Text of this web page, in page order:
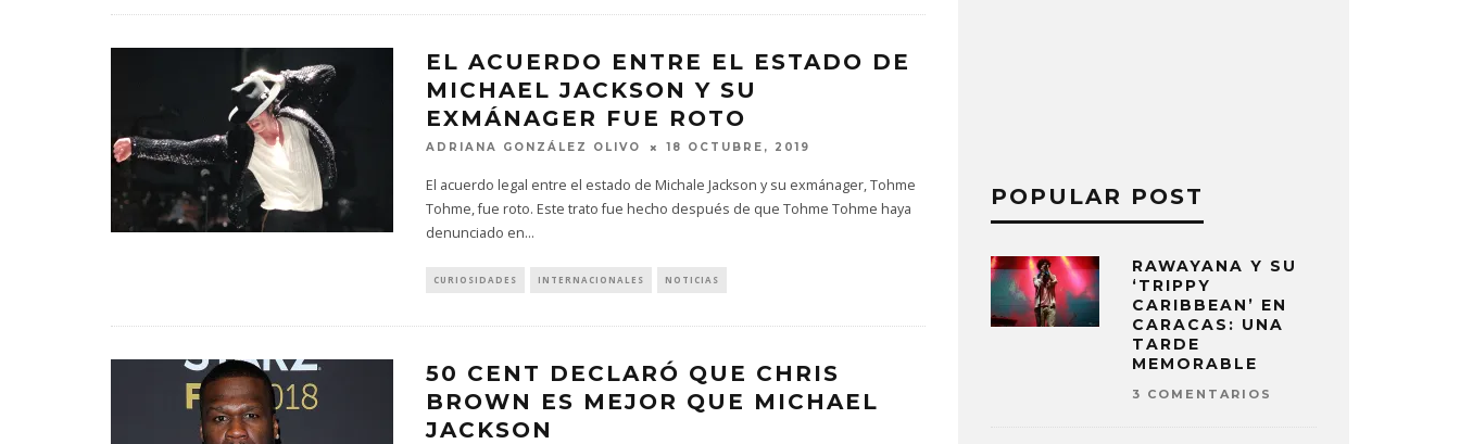
EL ACUERDO ENTRE EL ESTADO DE
MICHAEL JACKSON Y SU
EXMÁNAGER FUE ROTO
ADRIANA GONZÁLEZ OLIVO 18 OCTUBRE, 2019
El acuerdo legal entre el estado de Michale Jackson y su exmánager, Tohme
Tohme, fue roto. Este trato fue hecho después de que Tohme Tohme haya
denunciado en...
CURIOSIDADES INTERNACIONALES NOTICIAS
50 CENT DECLARÓ QUE CHRIS
BROWN ES MEJOR QUE MICHAEL
JACKSON
POPULAR POST
RAWAYANA Y SU
‘TRIPPY
CARIBBEAN’ EN
CARACAS: UNA
TARDE
MEMORABLE
3 COMENTARIOS